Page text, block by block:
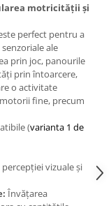
motricității și
perfect pentru a
ale
prin joc, panourile
prin întoarcere,
o activitate
fine, precum
(varianta 1 de
vizuale și
Învățarea